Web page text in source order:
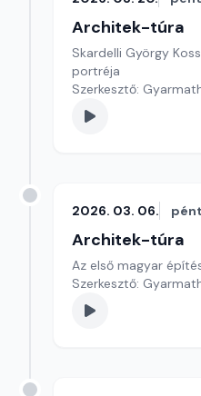
Architek-túra
Skardelli György
portréja
Szerkesztő:
2026. 03. 06.
Architek-túra
Az első magyar
Szerkesztő: